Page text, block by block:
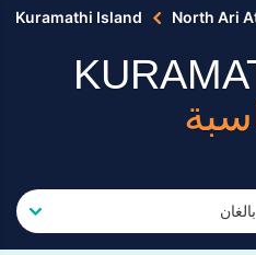
North Ari
Kuramathi Island